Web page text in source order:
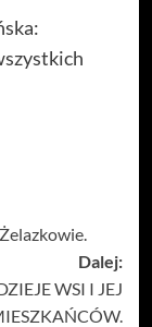
Dalej:
WSI I JEJ